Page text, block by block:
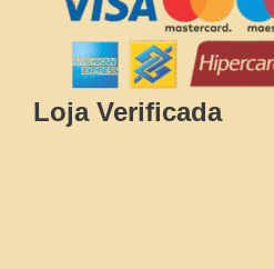
Loja Verificada